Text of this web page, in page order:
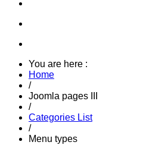
You are here :
Home
/
Joomla pages III
/
Categories List
/
Menu types